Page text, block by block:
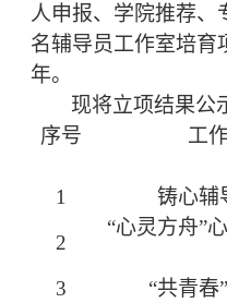
人申报、学院推荐、
名辅导员工作室培育
年。
现将立项结果公
序号
工
1
铸心辅
2
“心灵方舟”
3
“共青春